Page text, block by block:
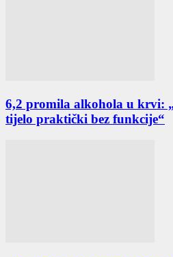
6,2 promila alkohola u krvi:
tijelo praktički bez funkcije“